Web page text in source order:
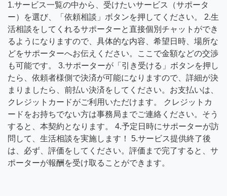
1.サービス一覧の中から、受けたいサービス（サポータ
ー）を選び、「依頼相談」ボタンを押してください。 2.生
活相談をしてくれるサポーターと直接個別チャットができ
るようになりますので、具体的な内容、希望日時、場所な
どをサポーターへお伝えください。ここで金額などの交渉
も可能です。 3.サポーターが「引き受ける」ボタンを押し
たら、依頼者様側で決済が可能になりますので、詳細が決
まりましたら、前払い決済をしてください。お支払いは、
クレジットカードがご利用いただけます。 クレジットカ
ードをお持ちでない方は事務局までご連絡ください。そう
すると、本契約となります。 4.予定日時にサポーターが訪
問して、生活相談を実施します！ 5.サービス提供終了後
は、必ず、評価をしてください。評価まで完了すると、サ
ポーターが報酬を受け取ることができます。